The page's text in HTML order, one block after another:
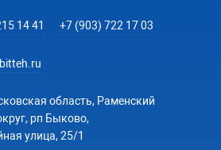
14 41 +7 (903) 722 17 03
область, Раменский
рп Быково,
улица, 25/1